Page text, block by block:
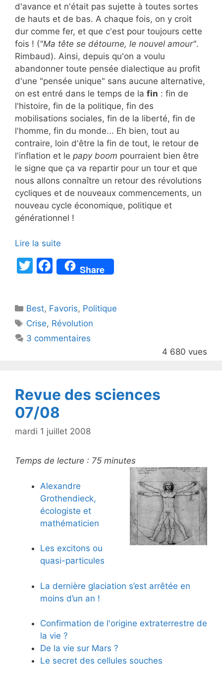
d'avance et n'était pas sujette à toutes sortes
de hauts et de bas. A chaque fois, on y croit
dur comme fer, et que c'est pour toujours cette
fois ! ("Ma tête se détourne, le nouvel amour".
Rimbaud). Ainsi, depuis qu'on a voulu
abandonner toute pensée dialectique au profit
d'une "pensée unique" sans aucune alternative,
on est entré dans le temps de la fin : fin de
l'histoire, fin de la politique, fin des
mobilisations sociales, fin de la liberté, fin de
l'homme, fin du monde... Eh bien, tout au
contraire, loin d'être la fin de tout, le retour de
l'inflation et le papy boom pourraient bien être
le signe que ça va repartir pour un tour et que
nous allons connaître un retour des révolutions
cycliques et de nouveaux commencements, un
nouveau cycle économique, politique et
générationnel !
Lire la suite
T
er
F
a
e
b
o
Share
Catégories
Best, Favoris, Politique
Étiquettes
Crise, Révolution
3 commentaires
4 680 vues
Revue des sciences
07/08
mardi 1 juillet 2008
Temps de lecture : 75 minutes
Alexandre
Grothendieck,
écologiste et
mathématicien
Les excitons ou
quasi-particules
La dernière glaciation s’est arrêtée en
moins d’un an !
Confirmation de l'origine extraterrestre de
la vie ?
De la vie sur Mars ?
Le secret des cellules souches